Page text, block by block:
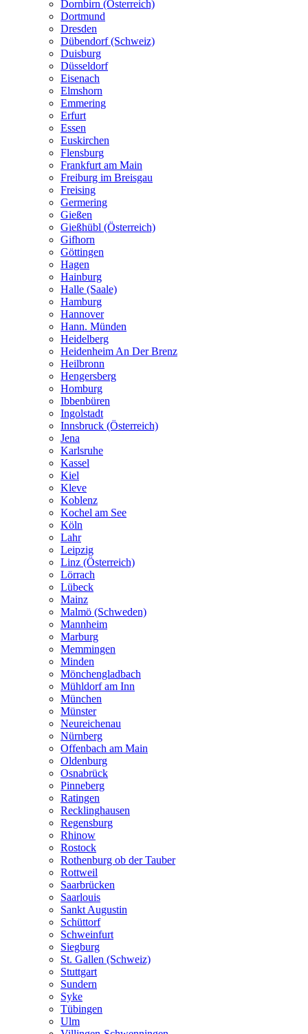
Dornbirn (Österreich)
Dortmund
Dresden
Dübendorf (Schweiz)
Duisburg
Düsseldorf
Eisenach
Elmshorn
Emmering
Erfurt
Essen
Euskirchen
Flensburg
Frankfurt am Main
Freiburg im Breisgau
Freising
Germering
Gießen
Gießhübl (Österreich)
Gifhorn
Göttingen
Hagen
Hainburg
Halle (Saale)
Hamburg
Hannover
Hann. Münden
Heidelberg
Heidenheim An Der Brenz
Heilbronn
Hengersberg
Homburg
Ibbenbüren
Ingolstadt
Innsbruck (Österreich)
Jena
Karlsruhe
Kassel
Kiel
Kleve
Koblenz
Kochel am See
Köln
Lahr
Leipzig
Linz (Österreich)
Lörrach
Lübeck
Mainz
Malmö (Schweden)
Mannheim
Marburg
Memmingen
Minden
Mönchengladbach
Mühldorf am Inn
München
Münster
Neureichenau
Nürnberg
Offenbach am Main
Oldenburg
Osnabrück
Pinneberg
Ratingen
Recklinghausen
Regensburg
Rhinow
Rostock
Rothenburg ob der Tauber
Rottweil
Saarbrücken
Saarlouis
Sankt Augustin
Schüttorf
Schweinfurt
Siegburg
St. Gallen (Schweiz)
Stuttgart
Sundern
Syke
Tübingen
Ulm